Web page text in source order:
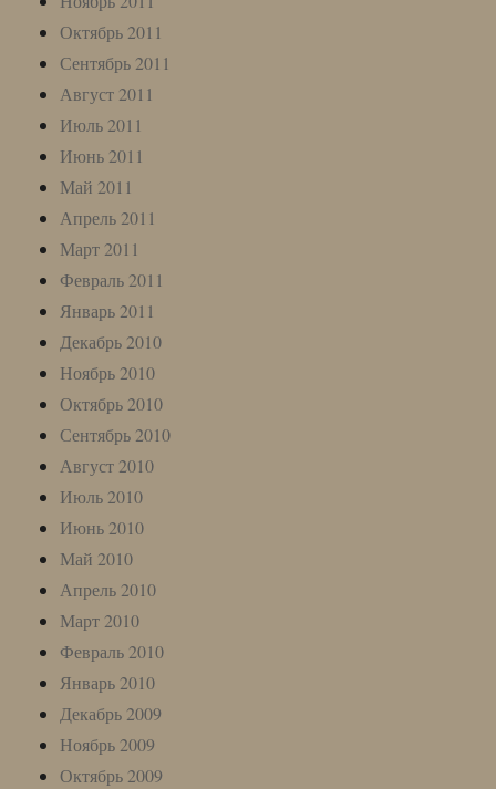
Октябрь 2011
Сентябрь 2011
Август 2011
Июль 2011
Июнь 2011
Май 2011
Апрель 2011
Март 2011
Февраль 2011
Январь 2011
Декабрь 2010
Ноябрь 2010
Октябрь 2010
Сентябрь 2010
Август 2010
Июль 2010
Июнь 2010
Май 2010
Апрель 2010
Март 2010
Февраль 2010
Январь 2010
Декабрь 2009
Ноябрь 2009
Октябрь 2009